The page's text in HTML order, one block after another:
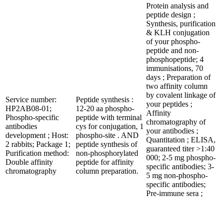
Service number:
HP2AB08-01;
Phospho-specific
antibodies
development ; Host:
2 rabbits; Package 1;
Purification method:
Double affinity
chromatography
Peptide synthesis :
12-20 aa phospho-
peptide with terminal
cys for conjugation, 1
phospho-site . AND
peptide synthesis of
non-phosphorylated
peptide for affinity
column preparation.
Protein analysis and
peptide design ;
Synthesis, purification
& KLH conjugation
of your phospho-
peptide and non-
phosphopeptide; 4
immunisations, 70
days ; Preparation of
two affinity column
by covalent linkage of
your peptides ;
Affinity
chromatography of
your antibodies ;
Quantitation ; ELISA,
guaranteed titer >1:40
000; 2-5 mg phospho-
specific antibodies; 3-
5 mg non-phospho-
specific antibodies;
Pre-immune sera ;